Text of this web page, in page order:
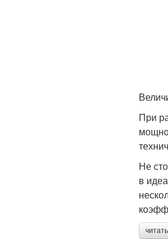
При
Не
в